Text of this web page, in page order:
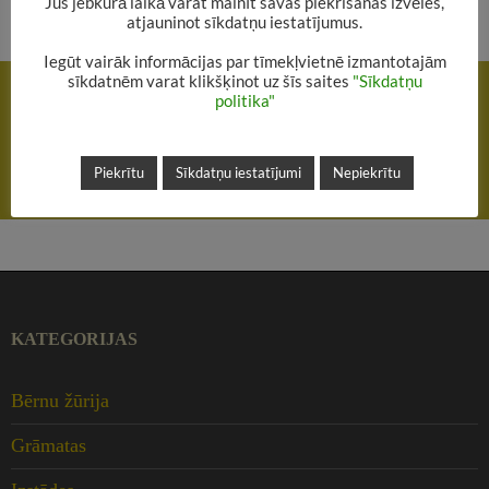
Rakstu
IEPRIEKŠĒJAIS RAKSTS
Pasaules neparastākie dzīvnieki – Prāta spēle skolēniem
NĀKAMAIS RAKSTS
Pasteidzies! Balso līdz 15.februārim!
KATEGORIJAS
Bērnu žūrija
Grāmatas
atjauninot sīkdatņu iestatījumus.
Iegūt vairāk informācijas par tīmekļvietnē izmantotajām
sīkdatnēm varat klikšķinot uz šīs saites "Sīkdatņu
politika"
Piekrītu Sīkdatņu iestatījumi Nepiekrītu